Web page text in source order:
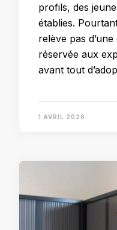
profils, des
établies.
relève pas
réservée aux
avant tout
1 AVRIL 2026